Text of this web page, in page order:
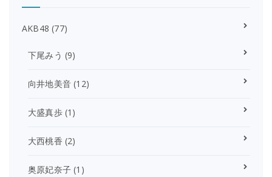
AKB48 (77)
下尾みう (9)
向井地美音 (12)
大盛真歩(1)
大西桃香 (2)
奥原妃奈子 (1)